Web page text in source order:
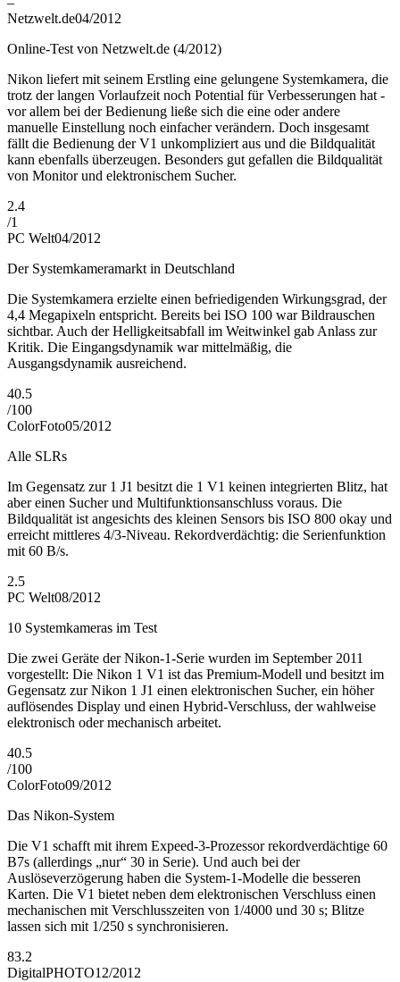
Netzwelt.de04/2012
Online-Test von Netzwelt.de (4/2012)
Nikon liefert mit seinem Erstling eine gelungene Systemkamera, die
trotz der langen Vorlaufzeit noch Potential für Verbesserungen hat -
vor allem bei der Bedienung ließe sich die eine oder andere
manuelle Einstellung noch einfacher verändern. Doch insgesamt
fällt die Bedienung der V1 unkompliziert aus und die Bildqualität
kann ebenfalls überzeugen. Besonders gut gefallen die Bildqualität
von Monitor und elektronischem Sucher.
2.4
/1
PC Welt04/2012
Der Systemkameramarkt in Deutschland
Die Systemkamera erzielte einen befriedigenden Wirkungsgrad, der
4,4 Megapixeln entspricht. Bereits bei ISO 100 war Bildrauschen
sichtbar. Auch der Helligkeitsabfall im Weitwinkel gab Anlass zur
Kritik. Die Eingangsdynamik war mittelmäßig, die
Ausgangsdynamik ausreichend.
40.5
/100
ColorFoto05/2012
Alle SLRs
Im Gegensatz zur 1 J1 besitzt die 1 V1 keinen integrierten Blitz, hat
aber einen Sucher und Multifunktionsanschluss voraus. Die
Bildqualität ist angesichts des kleinen Sensors bis ISO 800 okay und
erreicht mittleres 4/3-Niveau. Rekordverdächtig: die Serienfunktion
mit 60 B/s.
2.5
PC Welt08/2012
10 Systemkameras im Test
Die zwei Geräte der Nikon-1-Serie wurden im September 2011
vorgestellt: Die Nikon 1 V1 ist das Premium-Modell und besitzt im
Gegensatz zur Nikon 1 J1 einen elektronischen Sucher, ein höher
auflösendes Display und einen Hybrid-Verschluss, der wahlweise
elektronisch oder mechanisch arbeitet.
40.5
/100
ColorFoto09/2012
Das Nikon-System
Die V1 schafft mit ihrem Expeed-3-Prozessor rekordverdächtige 60
B7s (allerdings „nur“ 30 in Serie). Und auch bei der
Auslöseverzögerung haben die System-1-Modelle die besseren
Karten. Die V1 bietet neben dem elektronischen Verschluss einen
mechanischen mit Verschlusszeiten von 1/4000 und 30 s; Blitze
lassen sich mit 1/250 s synchronisieren.
83.2
DigitalPHOTO12/2012